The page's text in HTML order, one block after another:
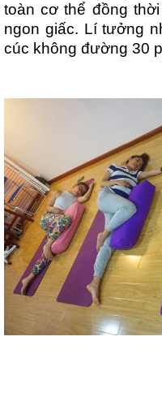
toàn cơ thể đồng
ngon giấc. Lí tưởng
cúc không đường 30